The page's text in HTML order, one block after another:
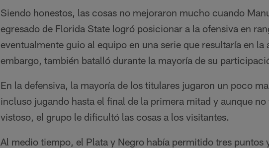
Siendo honestos, las cosas no mejoraron mucho cuando
egresado de Florida State logró posicionar a la ofensiva en
eventualmente guio al equipo en una serie que resultaría en
embargo, también batalló durante la mayoría de su
En la defensiva, la mayoría de los titulares jugaron un poco
incluso jugando hasta el final de la primera mitad y aunque
vistoso, el grupo le dificultó las cosas a los visitantes.
Al medio tiempo, el Plata y Negro había permitido tres